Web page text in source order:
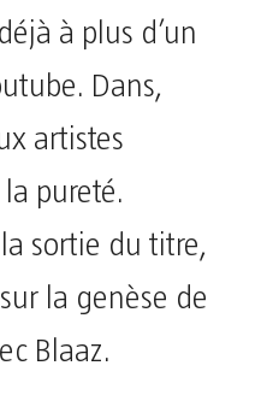
à plus d’un
Dans,
artistes
pureté.
sortie du titre,
la genèse de
Blaaz.